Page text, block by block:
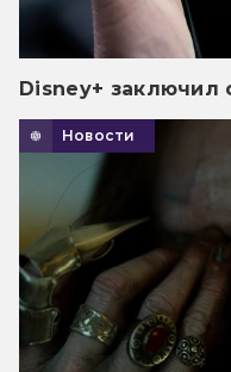
Disney+ заключил
Новости